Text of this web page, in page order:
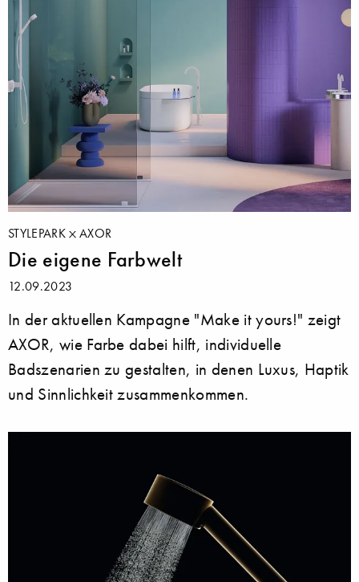
STYLEPARK AXOR
Die eigene Farbwelt
12.09.2023
In der aktuellen Kampagne "Make it yours!" zeigt
AXOR, wie Farbe dabei hilft, individuelle
Badszenarien zu gestalten, in denen Luxus, Haptik
und Sinnlichkeit zusammenkommen.